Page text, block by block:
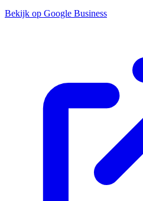
Bekijk op Google Business